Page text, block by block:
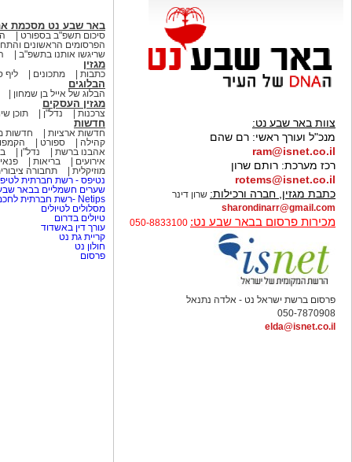
צוות באר שבע נט:
מנכ"ל ועורך ראשי: רם שהם
ram@isnet.co.il
רכז מערכת: רותם שרון
rotems@isnet.co.il
כתבת מגזין, חברה ורכילות: שרון דינר
sharondinarr@gmail.com
מכירות פרסום בבאר שבע נט: 050-8833100
פרסום ברשת ישראל נט - אלדה נתנאל
050-7870908
elda@isnet.co.il
באר שבע נט מסכמת
סיכום תשפ"ב בספורט
הפרסומים הראשונים
שריגשו אותנו בתשפ"ב
מגזין
כתבות מתכונים ליף
הבלוגים
הבלוג של אייל בן שמחון
מגזין העסקים
צרכנות נדל"ן תוכן
חדשות
חדשות ארציות
חדשות
קהילה
ספורט
אהבנו ברשת
נדל"ן
אירועים
בריאות
מוזיקלית
תחבורה
נטיפס - רשת חברתית
שערים חשמליים בבאר
Netips -רשת חברתית לחכמת ההמונים
מסלולים לטיולים
טיולים בדרום
עורך דין באשדוד
קריית גת נט
חולון נט
פרסום